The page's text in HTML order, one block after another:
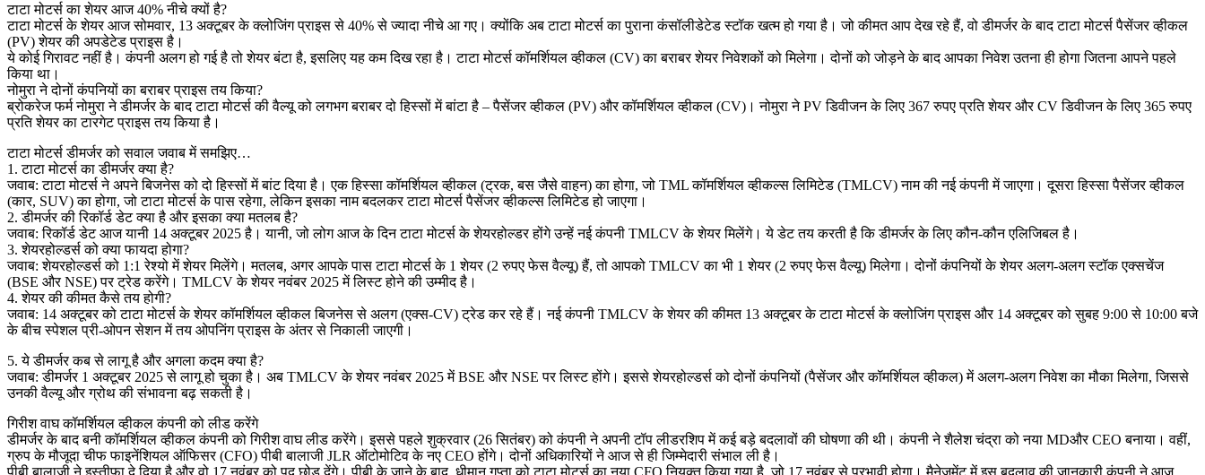
टाटा मोटर्स का शेयर आज 40% नीचे क्यों है?
टाटा मोटर्स के शेयर आज सोमवार, 13 अक्टूबर के क्लोजिंग प्राइस से 40% से ज्यादा नीचे आ गए। क्योंकि अब टाटा मोटर्स का पुराना कंसॉलीडेटेड स्टॉक खत्म हो गया है। जो कीमत आप देख रहे हैं, वो डीमर्जर के बाद टाटा मोटर्स पैसेंजर व्हीकल
(PV) शेयर की अपडेटेड प्राइस है।
ये कोई गिरावट नहीं है। कंपनी अलग हो गई है तो शेयर बंटा है, इसलिए यह कम दिख रहा है। टाटा मोटर्स कॉमर्शियल व्हीकल (CV) का बराबर शेयर निवेशकों को मिलेगा। दोनों को जोड़ने के बाद आपका निवेश उतना ही होगा जितना आपने पहले
किया था।
नोमुरा ने दोनों कंपनियों का बराबर प्राइस तय किया?
ब्रोकरेज फर्म नोमुरा ने डीमर्जर के बाद टाटा मोटर्स की वैल्यू को लगभग बराबर दो हिस्सों में बांटा है – पैसेंजर व्हीकल (PV) और कॉमर्शियल व्हीकल (CV)। नोमुरा ने PV डिवीजन के लिए 367 रुपए प्रति शेयर और CV डिवीजन के लिए 365 रुपए
प्रति शेयर का टारगेट प्राइस तय किया है।
टाटा मोटर्स डीमर्जर को सवाल जवाब में समझिए…
1. टाटा मोटर्स का डीमर्जर क्या है?
जवाब: टाटा मोटर्स ने अपने बिजनेस को दो हिस्सों में बांट दिया है। एक हिस्सा कॉमर्शियल व्हीकल (ट्रक, बस जैसे वाहन) का होगा, जो TML कॉमर्शियल व्हीकल्स लिमिटेड (TMLCV) नाम की नई कंपनी में जाएगा। दूसरा हिस्सा पैसेंजर व्हीकल
(कार, SUV) का होगा, जो टाटा मोटर्स के पास रहेगा, लेकिन इसका नाम बदलकर टाटा मोटर्स पैसेंजर व्हीकल्स लिमिटेड हो जाएगा।
2. डीमर्जर की रिकॉर्ड डेट क्या है और इसका क्या मतलब है?
जवाब: रिकॉर्ड डेट आज यानी 14 अक्टूबर 2025 है। यानी, जो लोग आज के दिन टाटा मोटर्स के शेयरहोल्डर होंगे उन्हें नई कंपनी TMLCV के शेयर मिलेंगे। ये डेट तय करती है कि डीमर्जर के लिए कौन-कौन एलिजिबल है।
3. शेयरहोल्डर्स को क्या फायदा होगा?
जवाब: शेयरहोल्डर्स को 1:1 रेश्यो में शेयर मिलेंगे। मतलब, अगर आपके पास टाटा मोटर्स के 1 शेयर (2 रुपए फेस वैल्यू) हैं, तो आपको TMLCV का भी 1 शेयर (2 रुपए फेस वैल्यू) मिलेगा। दोनों कंपनियों के शेयर अलग-अलग स्टॉक एक्सचेंज
(BSE और NSE) पर ट्रेड करेंगे। TMLCV के शेयर नवंबर 2025 में लिस्ट होने की उम्मीद है।
4. शेयर की कीमत कैसे तय होगी?
जवाब: 14 अक्टूबर को टाटा मोटर्स के शेयर कॉमर्शियल व्हीकल बिजनेस से अलग (एक्स-CV) ट्रेड कर रहे हैं। नई कंपनी TMLCV के शेयर की कीमत 13 अक्टूबर के टाटा मोटर्स के क्लोजिंग प्राइस और 14 अक्टूबर को सुबह 9:00 से 10:00 बजे
के बीच स्पेशल प्री-ओपन सेशन में तय ओपनिंग प्राइस के अंतर से निकाली जाएगी।
5. ये डीमर्जर कब से लागू है और अगला कदम क्या है?
जवाब: डीमर्जर 1 अक्टूबर 2025 से लागू हो चुका है। अब TMLCV के शेयर नवंबर 2025 में BSE और NSE पर लिस्ट होंगे। इससे शेयरहोल्डर्स को दोनों कंपनियों (पैसेंजर और कॉमर्शियल व्हीकल) में अलग-अलग निवेश का मौका मिलेगा, जिससे
उनकी वैल्यू और ग्रोथ की संभावना बढ़ सकती है।
गिरीश वाघ कॉमर्शियल व्हीकल कंपनी को लीड करेंगे
डीमर्जर के बाद बनी कॉमर्शियल व्हीकल कंपनी को गिरीश वाघ लीड करेंगे। इससे पहले शुक्रवार (26 सितंबर) को कंपनी ने अपनी टॉप लीडरशिप में कई बड़े बदलावों की घोषणा की थी। कंपनी ने शैलेश चंद्रा को नया MDऔर CEO बनाया। वहीं,
ग्रुप के मौजूदा चीफ फाइनेंशियल ऑफिसर (CFO) पीबी बालाजी JLR ऑटोमोटिव के नए CEO होंगे। दोनों अधिकारियों ने आज से ही जिम्मेदारी संभाल ली है।
पीबी बालाजी ने इस्तीफा दे दिया है और वो 17 नवंबर को पद छोड़ देंगे। पीबी के जाने के बाद, धीमान गुप्ता को टाटा मोटर्स का नया CFO नियुक्त किया गया है, जो 17 नवंबर से प्रभावी होगा। मैनेजमेंट में इस बदलाव की जानकारी कंपनी ने आज